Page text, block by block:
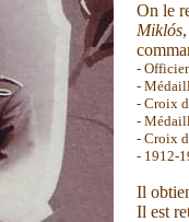
On le
Miklós
- Officier
-
- Croix
-
- Croix
- 1912-
Il
Il est